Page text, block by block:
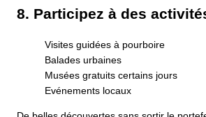
8. Participez à des
Visites guidées à pourboire
Balades urbaines
Musées gratuits certains jours
Evénements locaux